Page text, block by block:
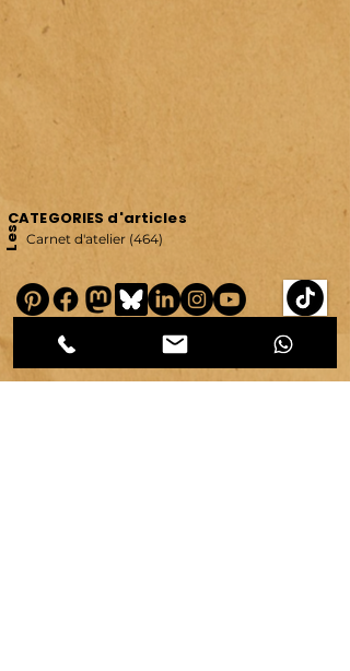
Carnet d'atelier (464)
Les
CATEGORIES d'articles